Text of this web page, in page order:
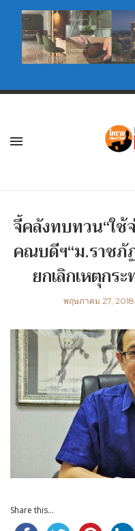
จี้คลังทบทวน“ใช้
คณบดีฯ“ม.ราชภั
ยกเลิกเหตุกร
พฤษภาคม 27, 2018
Share this...